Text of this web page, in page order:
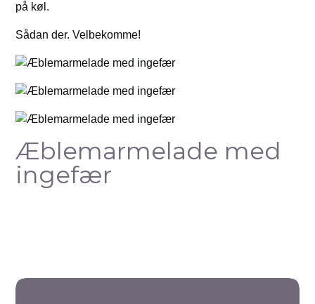
på køl.
Sådan der. Velbekomme!
Æblemarmelade med
ingefær